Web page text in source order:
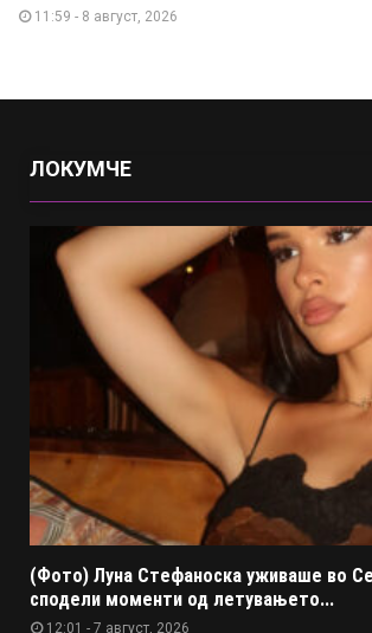
11:59 - 8 август, 2026
ЛОКУМЧЕ
(Фото) Луна Стефаноска уживаше во
сподели моменти од летувањето...
12:01 - 7 август, 2026